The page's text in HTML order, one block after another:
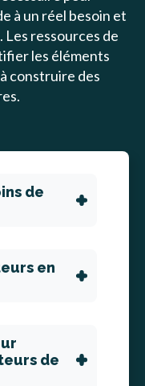
à un réel besoin et
ressources de
les éléments
construire des
de
en
de